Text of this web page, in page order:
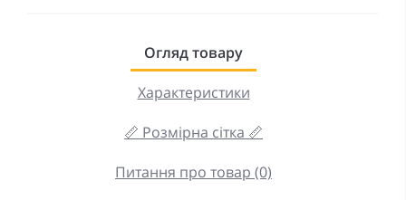
Огляд товару
Характеристики
📏 Розмірна сітка 📏
Питання про товар (0)